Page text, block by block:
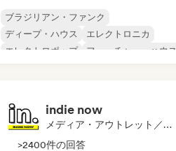
ブラジリアン・ファンク
ディープ・ハウス
エレクトロニカ
エレクトロポップ
フューチャー・ハウス
indie now
メディア・アウトレット／ジャーナリスト
>2400件の回答